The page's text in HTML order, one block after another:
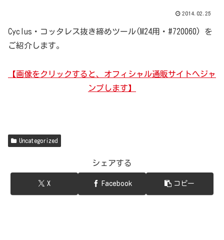
2014.02.25
Cyclus・コッタレス抜き締めツール(M24用・#720060) を
ご紹介します。
【画像をクリックすると、オフィシャル通販サイトへジャ
ンプします】
Uncategorized
シェアする
X Facebook コピー